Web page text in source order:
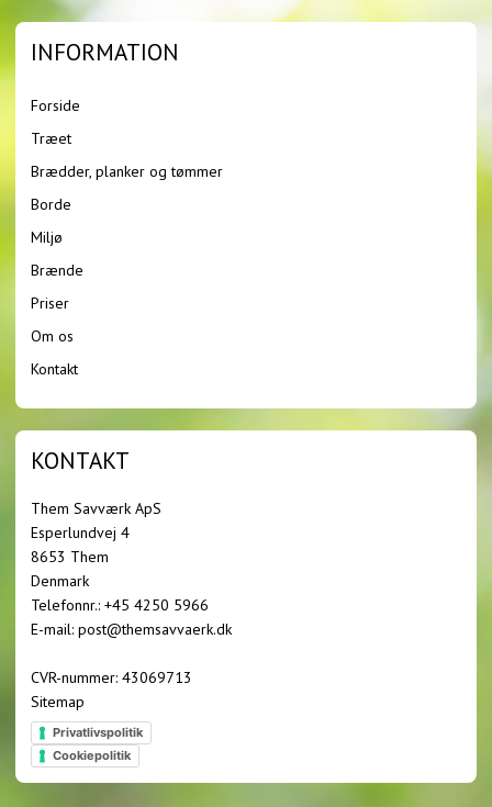
INFORMATION
Forside
Træet
Brædder, planker og tømmer
Borde
Miljø
Brænde
Priser
Om os
Kontakt
KONTAKT
Them Savværk ApS
Esperlundvej 4
8653 Them
Denmark
Telefonnr.: +45 4250 5966
E-mail: post@themsavvaerk.dk
CVR-nummer: 43069713
Sitemap
Privatlivspolitik
Cookiepolitik